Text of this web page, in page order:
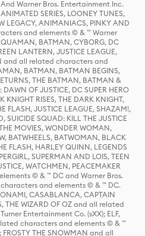
Warner Bros. Entertainment Inc.
SERIES, LOONEY TUNES,
LEGACY, ANIMANIACS, PINKY AND
and elements © & ™ Warner
BATMAN, CYBORG, DC
LANTERN, JUSTICE LEAGUE,
and all related characters and
BATMAN, BATMAN BEGINS,
THE BATMAN, BATMAN &
OF JUSTICE, DC SUPER HERO
KNIGHT RISES, THE DARK KNIGHT,
FLASH, JUSTICE LEAGUE, SHAZAM!,
SUICIDE SQUAD: KILL THE JUSTICE
MOVIES, WONDER WOMAN,
BATWHEELS, BATWOMAN, BLACK
FLASH, HARLEY QUINN, LEGENDS
SUPERMAN AND LOIS, TEEN
WATCHMEN, PEACEMAKER
© & ™ DC and Warner Bros.
and elements © & ™ DC.
CASABLANCA, CAPTAIN
THE WIZARD OF OZ and all related
Entertainment Co. (sXX); ELF,
characters and elements © & ™
THE SNOWMAN and all